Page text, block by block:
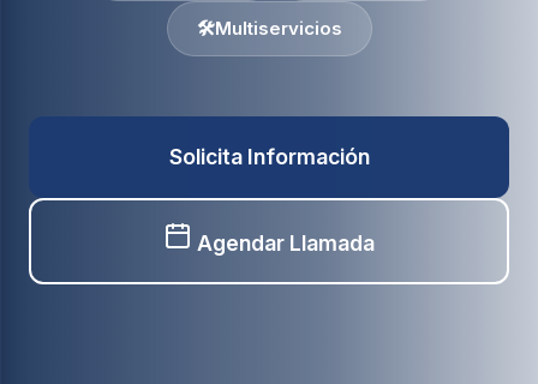
🛠️Multiservicios
Solicita Información
Agendar Llamada